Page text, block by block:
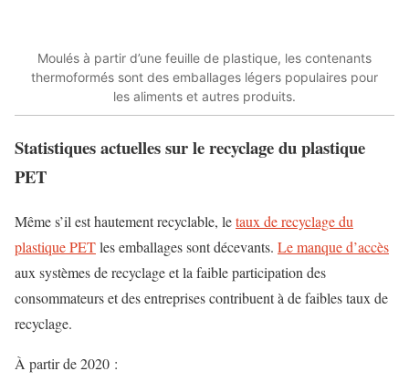
Moulés à partir d’une feuille de plastique, les contenants
thermoformés sont des emballages légers populaires pour
les aliments et autres produits.
Statistiques actuelles sur le recyclage du plastique
PET
Même s’il est hautement recyclable, letaux de recyclage du
plastique PETles emballages sont décevants. Le manque d’accès
aux systèmes de recyclage et la faible participation des
consommateurs et des entreprises contribuent à de faibles taux de
recyclage.
À partir de 2020 :